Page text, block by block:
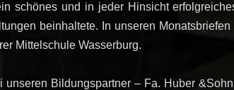
schönes und in jeder Hinsicht
beinhaltete. In unseren
Mittelschule Wasserburg.
Bildungspartner – Fa. Huber